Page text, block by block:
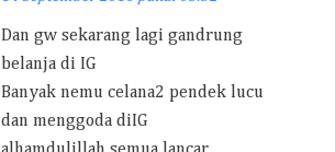
Dan gw sekarang lagi gandrung
belanja di IG
Banyak nemu celana2 pendek lucu
dan menggoda diIG